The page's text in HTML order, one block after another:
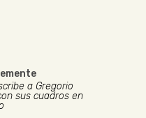
a Gregorio
sus cuadros en